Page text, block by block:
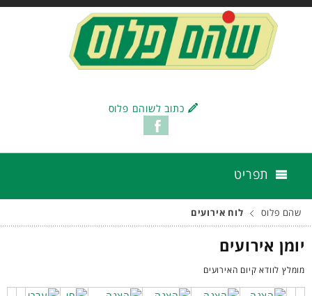
כתוב לשוהם פלוס
תפריט
שהם פלוס לוח אירועים
יומן אירועים
מומלץ לוודא קיום האירועים